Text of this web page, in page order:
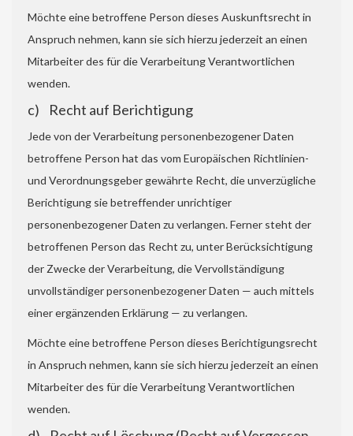
Möchte eine betroffene Person dieses Auskunftsrecht in
Anspruch nehmen, kann sie sich hierzu jederzeit an einen
Mitarbeiter des für die Verarbeitung Verantwortlichen
wenden.
c) Recht auf Berichtigung
Jede von der Verarbeitung personenbezogener Daten
betroffene Person hat das vom Europäischen Richtlinien-
und Verordnungsgeber gewährte Recht, die unverzügliche
Berichtigung sie betreffender unrichtiger
personenbezogener Daten zu verlangen. Ferner steht der
betroffenen Person das Recht zu, unter Berücksichtigung
der Zwecke der Verarbeitung, die Vervollständigung
unvollständiger personenbezogener Daten — auch mittels
einer ergänzenden Erklärung — zu verlangen.
Möchte eine betroffene Person dieses Berichtigungsrecht
in Anspruch nehmen, kann sie sich hierzu jederzeit an einen
Mitarbeiter des für die Verarbeitung Verantwortlichen
wenden.